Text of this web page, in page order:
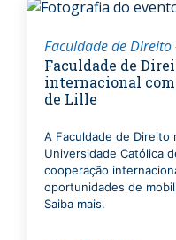
Faculdade de Direito
Faculdade de
internacional
de Lille
A Faculdade de Direito
Universidade Católica
cooperação
oportunidades de
Saiba mais.